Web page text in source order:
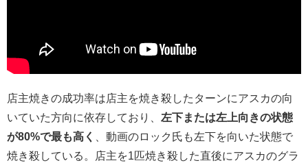
店主焼きの成功率は店主を焼き殺したターンにアスカの向
いていた方向に依存しており、 左下または左上向きの状態
が80%で最も高く
、動画のロック氏も左下を向いた状態で
焼き殺している。店主を1匹焼き殺した直後にアスカのグラ